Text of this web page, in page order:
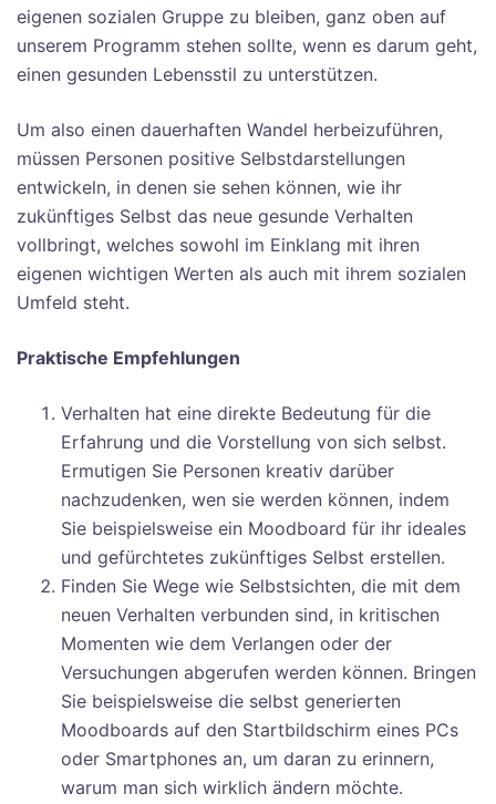
eigenen sozialen Gruppe zu bleiben, ganz oben auf
unserem Programm stehen sollte, wenn es darum geht,
einen gesunden Lebensstil zu unterstützen.
Um also einen dauerhaften Wandel herbeizuführen,
müssen Personen positive Selbstdarstellungen
entwickeln, in denen sie sehen können, wie ihr
zukünftiges Selbst das neue gesunde Verhalten
vollbringt, welches sowohl im Einklang mit ihren
eigenen wichtigen Werten als auch mit ihrem sozialen
Umfeld steht.
Praktische Empfehlungen
Verhalten hat eine direkte Bedeutung für die
Erfahrung und die Vorstellung von sich selbst.
Ermutigen Sie Personen kreativ darüber
nachzudenken, wen sie werden können, indem
Sie beispielsweise ein Moodboard für ihr ideales
und gefürchtetes zukünftiges Selbst erstellen.
Finden Sie Wege wie Selbstsichten, die mit dem
neuen Verhalten verbunden sind, in kritischen
Momenten wie dem Verlangen oder der
Versuchungen abgerufen werden können. Bringen
Sie beispielsweise die selbst generierten
Moodboards auf den Startbildschirm eines PCs
oder Smartphones an, um daran zu erinnern,
warum man sich wirklich ändern möchte.